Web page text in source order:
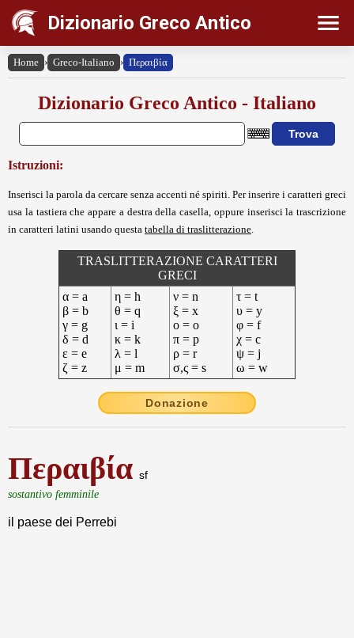
Dizionario Greco Antico
Home › Greco-Italiano › Περαιβία
Dizionario Greco Antico - Italiano
Istruzioni:
Inserisci la parola da cercare senza accenti né spiriti. Per inserire i caratteri greci
usa la tastiera che appare a destra della casella, oppure inserisci la trascrizione
in caratteri latini usando questa tabella di traslitterazione
TRASLITTERAZIONE CARATTERI
GRECI
α = a
β = b
γ = g
δ = d
ε = e
ζ = z
η = h
θ = q
ι = i
κ = k
λ = l
μ = m
ν = n
ξ = x
ο = o
π = p
ρ = r
σ,ς = s
τ = t
υ = y
φ = f
χ = c
ψ = j
ω = w
Donazione
Περαιβία sf
sostantivo femminile
il paese dei Perrebi